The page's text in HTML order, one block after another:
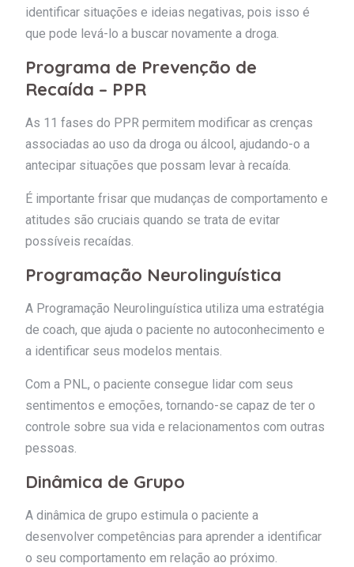
identificar situações e ideias negativas, pois isso é
que pode levá-lo a buscar novamente a droga.
Programa de Prevenção de
Recaída – PPR
As 11 fases do PPR permitem modificar as crenças
associadas ao uso da droga ou álcool, ajudando-o a
antecipar situações que possam levar à recaída.
É importante frisar que mudanças de comportamento e
atitudes são cruciais quando se trata de evitar
possíveis recaídas.
Programação Neurolinguística
A Programação Neurolinguística utiliza uma estratégia
de coach, que ajuda o paciente no autoconhecimento e
a identificar seus modelos mentais.
Com a PNL, o paciente consegue lidar com seus
sentimentos e emoções, tornando-se capaz de ter o
controle sobre sua vida e relacionamentos com outras
pessoas.
Dinâmica de Grupo
A dinâmica de grupo estimula o paciente a
desenvolver competências para aprender a identificar
o seu comportamento em relação ao próximo.